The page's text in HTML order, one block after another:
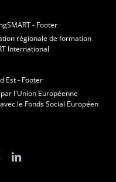
régionale de formation
International
l'Union Européenne
le Fonds Social Européen
YouTubeLinkedIn